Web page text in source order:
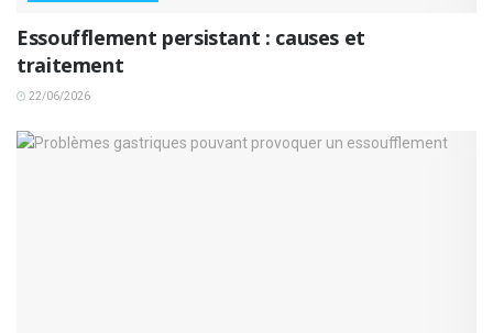
Essoufflement persistant : causes et
traitement
22/06/2026